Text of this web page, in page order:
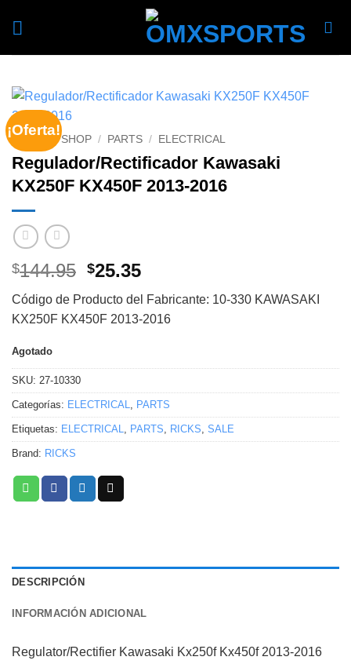
¡Oferta!
SHOP / PARTS / ELECTRICAL
Regulador/Rectificador Kawasaki
KX250F KX450F 2013-2016
$144.95 Original
price
was:
$144.95.
$25.35Current
price
is:
$25.35.
Código de Producto del Fabricante: 10-330 KAWASAKI
KX250F KX450F 2013-2016
Agotado
SKU: 27-10330
Categorías: ELECTRICAL, PARTS
Etiquetas: ELECTRICAL, PARTS, RICKS, SALE
Brand: RICKS
DESCRIPCIÓN
INFORMACIÓN ADICIONAL
Regulator/Rectifier Kawasaki Kx250f Kx450f 2013-2016